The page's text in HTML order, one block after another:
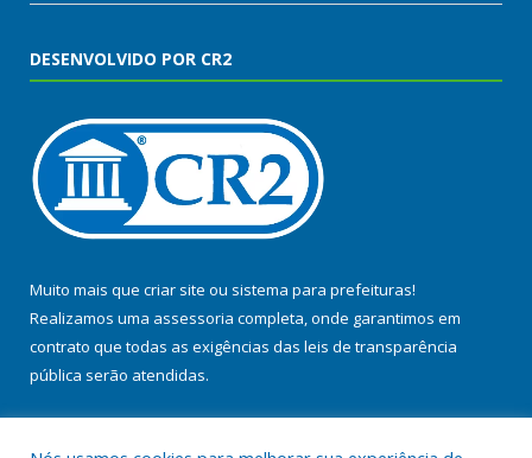
DESENVOLVIDO POR CR2
Muito mais que criar site ou sistema para prefeituras!
Realizamos uma assessoria completa, onde garantimos em
contrato que todas as exigências das leis de transparência
pública serão atendidas.